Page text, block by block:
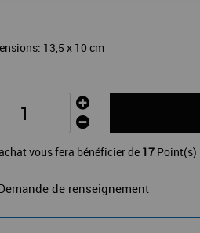
13,5 x 10 cm
vous fera bénéficier de 17 Point(s)
de renseignement